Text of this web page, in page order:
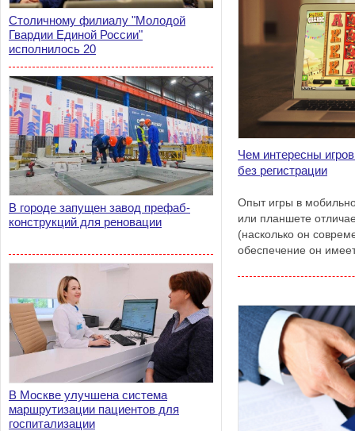
Столичному филиалу "Молодой
Гвардии Единой России"
исполнилось 20
В городе запущен завод префаб-
конструкций для реновации
В Москве улучшена система
маршрутизации пациентов для
госпитализации
Чем интересны
без регистрации
Опыт игры в
или планшете
(насколько он
обеспечение он